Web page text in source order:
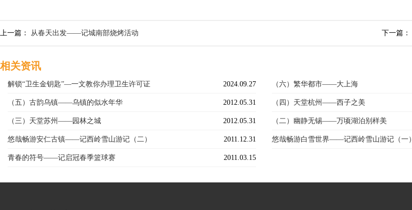
上一篇： 从春天出发——记城南部烧烤活动 下一篇：
相关资讯
2024.09.27
解锁“卫生金钥匙”—一文教你办理卫生许可证 （六）繁华都市——大上海
2012.05.31
（五）古韵乌镇——乌镇的似水年华 （四）天堂杭州——西子之美
2012.05.31
（三）天堂苏州——园林之城 （二）幽静无锡——万顷湖泊别样美
2011.12.31
悠哉畅游安仁古镇——记西岭雪山游记（二） 悠哉畅游白雪世界——记西岭雪山游记（一）
2011.03.15
青春的符号——记启冠春季篮球赛